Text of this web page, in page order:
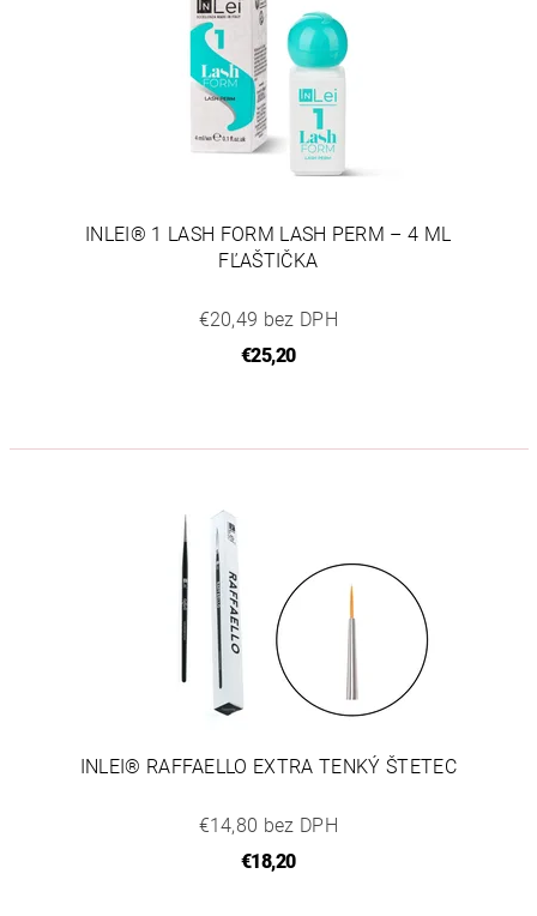
INLEI® 1 LASH FORM LASH PERM – 4 ML
FĽAŠTIČKA
€20,49 bez DPH
€25,20
INLEI® RAFFAELLO EXTRA TENKÝ ŠTETEC
€14,80 bez DPH
€18,20